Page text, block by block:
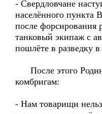
- Свердловчане
населённого пункта
после форсирования
танковый экипаж с
пошлёте в разведку
После этого Родин
комбригам:
- Нам товарищи